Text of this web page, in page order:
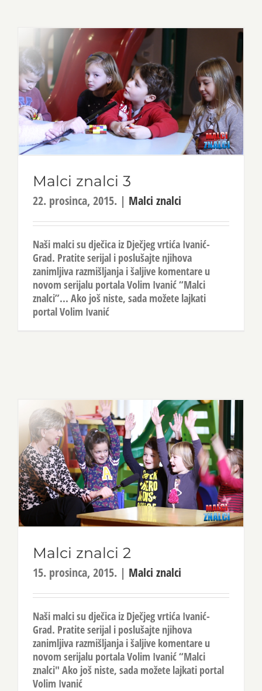
Malci znalci 3
22. prosinca, 2015. | Malci znalci
Naši malci su dječica iz Dječjeg vrtića Ivanić-
Grad. Pratite serijal i poslušajte njihova
zanimljiva razmišljanja i šaljive komentare u
novom serijalu portala Volim Ivanić “Malci
znalci”... Ako još niste, sada možete lajkati
portal Volim Ivanić
Malci znalci 2
15. prosinca, 2015. | Malci znalci
Naši malci su dječica iz Dječjeg vrtića Ivanić-
Grad. Pratite serijal i poslušajte njihova
zanimljiva razmišljanja i šaljive komentare u
novom serijalu portala Volim Ivanić “Malci
znalci" Ako još niste, sada možete lajkati portal
Volim Ivanić